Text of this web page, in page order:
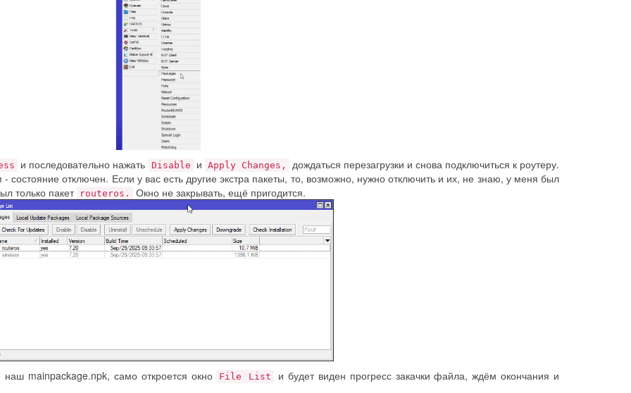
и последовательно нажать Disable и Apply Changes,
дождаться перезагрузки и снова подключиться к роутеру.
состояние отключен. Если у вас есть другие экстра пакеты, то, возможно, нужно отключить и их, не знаю, у меня был
только пакет routeros. Окно не закрывать, ещё пригодится.
mainpackage.npk, само откроется окно File List и будет виден прогресс закачки файла, ждём окончания и